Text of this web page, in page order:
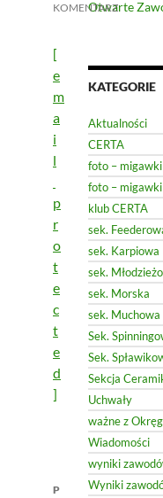
KOMENTARZ
[
e
m
a
i
l
p
r
o
t
e
c
t
e
d
]
Nawigacja
P
Otwarte
KATEGORIE
Aktualności
CERTA
foto –
foto –
klub CERTA
sek.
sek. Karpiowa
sek.
sek. Morska
sek. Muchowa
Sek.
Sek.
Sekcja
Uchwały
ważne z
Wiadomości
wyniki
Wyniki